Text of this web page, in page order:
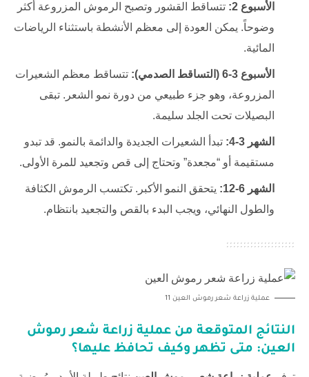
الأسبوع 2:
تتساقط القشور وتصبح الرموش المزروعة أكثر
وضوحاً. يمكن العودة إلى معظم الأنشطة باستثناء الرياضات
المائية.
الأسبوع 3-6 (التساقط الصدمي):
تتساقط معظم الشعيرات
المزروعة، وهو جزء طبيعي من دورة نمو الشعر. تبقى
البصيلات تحت الجلد سليمة.
الشهر 3-4:
تبدأ الشعيرات الجديدة والدائمة بالنمو. قد تبدو
مستقيمة أو “مجعدة” وتحتاج إلى قص وتجعيد للمرة الأولى.
الشهر 6-12:
يتحقق النمو الأكبر. تكتسب الرموش الكثافة
والطول النهائي، ويجب البدء بالقص والتجعيد بانتظام.
عملية زراعة شعر رموش العين 11
النتائج المتوقعة من عملية زراعة شعر رموش
العين: متى تظهر وكيف تحافظ عليها؟